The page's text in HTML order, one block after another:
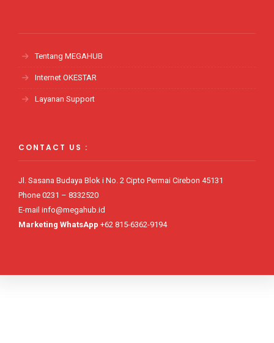
Tentang MEGAHUB
Internet OKESTAR
Layanan Support
CONTACT US :
Jl. Sasana Budaya Blok i No. 2 Cipto Permai Cirebon 45131
Phone 0231 – 8332520
E-mail info@megahub.id
Marketing WhatsApp +62 815-6362-9194